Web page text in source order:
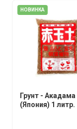
НОВИНКА
Грунт - Акадама
(Япония) 1 литр.